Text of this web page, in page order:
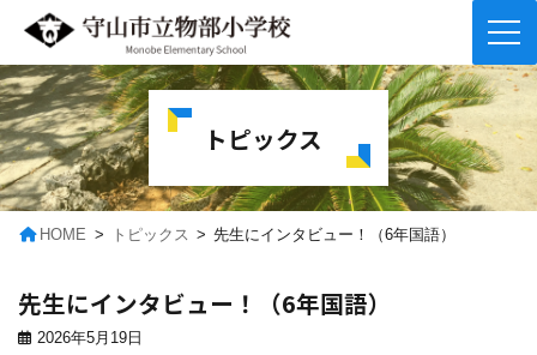
コ
ン
テ
ン
ツ
へ
ス
ナ
ビ
ゲ
ー
シ
ョ
ン
トピックス
HOME トピックス 先生にインタビュー！（6年国語）
先生にインタビュー！（6年国語）
2026年5月19日